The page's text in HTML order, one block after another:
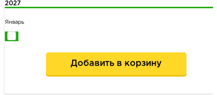
2027
Январь
Добавить в корзину